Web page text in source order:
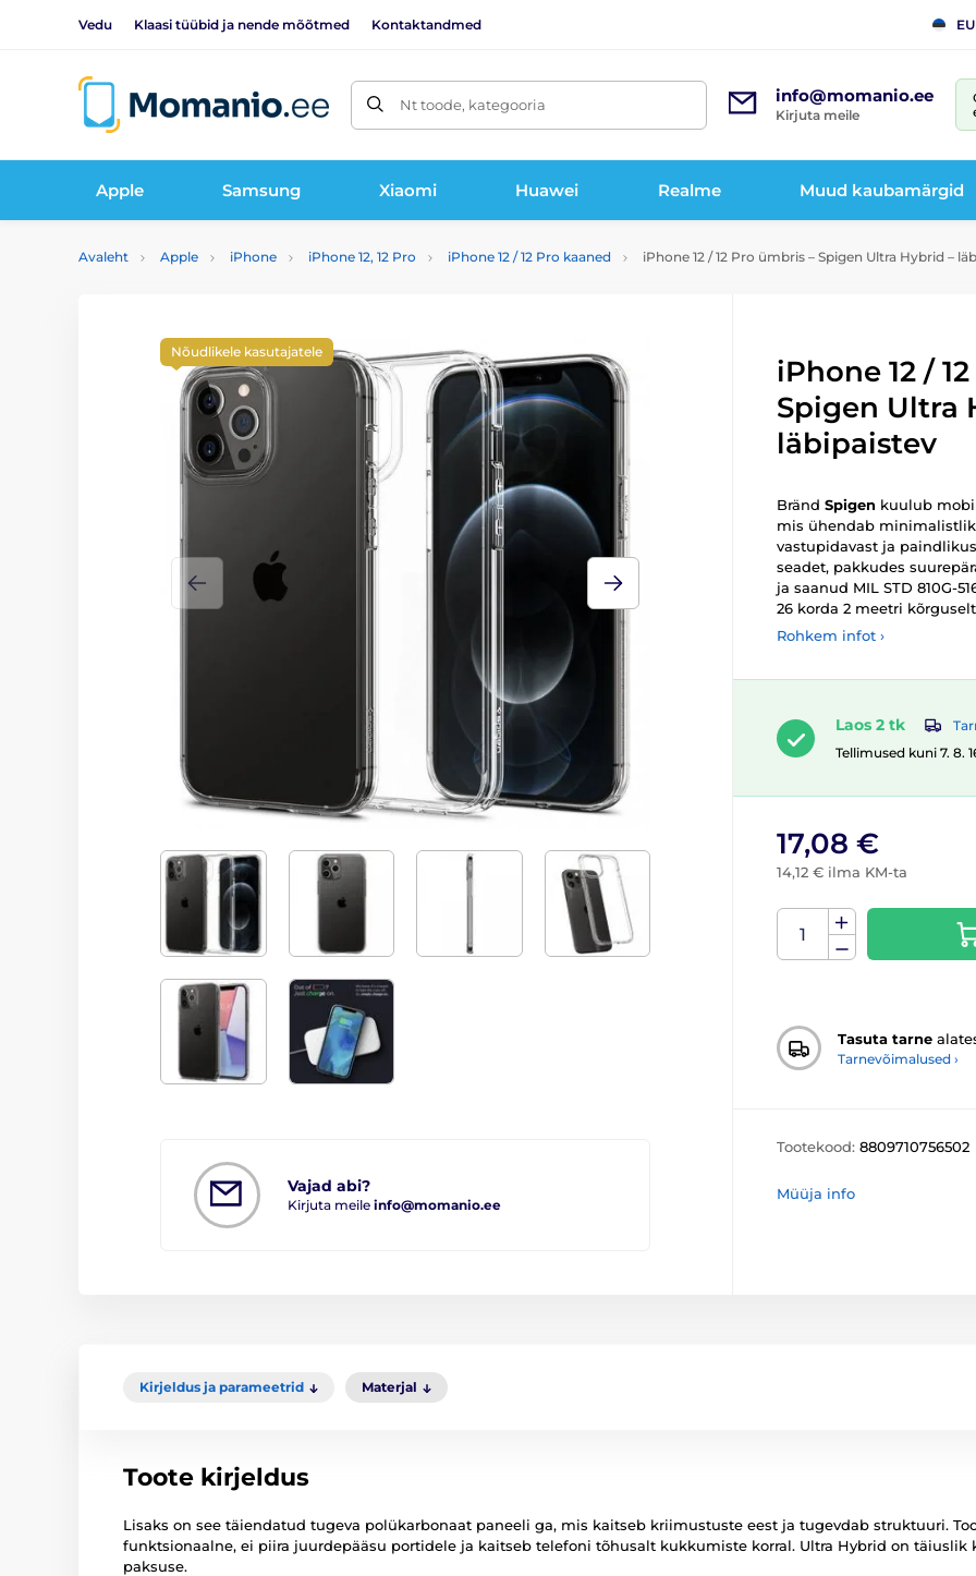
Vedu Klaasi tüübid ja nende mõõtmed Kontaktandmed
Nt toode, kategooria info@momanio.ee
Kirjuta meile
Apple Samsung Xiaomi Huawei Realme Muud kaubamärgid
Avaleht Apple iPhone iPhone 12, 12 Pro iPhone 12 / 12 Pro kaaned iPhone 12 / 12 Pro ümbris – Spigen Ultra Hybrid –
Vajad abi?
Kirjuta meile info@momanio.ee
Nõudlikele kasutajatele
iPhone 12 /
Spigen Ultra
läbipaistev
Bränd Spigen kuulub
mis ühendab
vastupidavast ja
seadet, pakkudes
ja saanud MIL STD 810G-
26 korda 2 meetri
Rohkem infot ›
Laos 2 tk
Tellimused kuni 7. 8.
17,08 €
14,12 € ilma KM-ta
Tasuta tarne
Tarnevõimalused ›
Tootekood: 8809710756502
Müüja info
Kirjeldus ja parameetrid Materjal
Toote kirjeldus
Lisaks on see täiendatud tugeva polükarbonaat paneeli ga, mis kaitseb kriimustuste eest ja tugevdab struktuuri.
funktsionaalne, ei piira juurdepääsu portidele ja kaitseb telefoni tõhusalt kukkumiste korral. Ultra Hybrid on
paksuse.